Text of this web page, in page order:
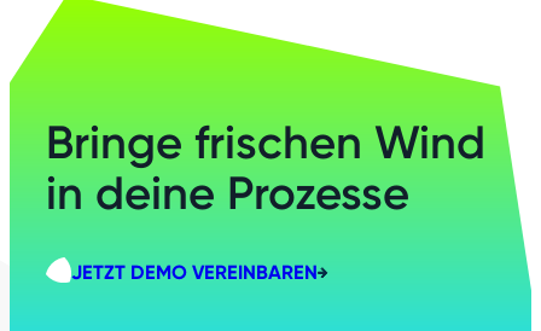
Bringe frischen Wind
in deine Prozesse
JETZT DEMO VEREINBAREN